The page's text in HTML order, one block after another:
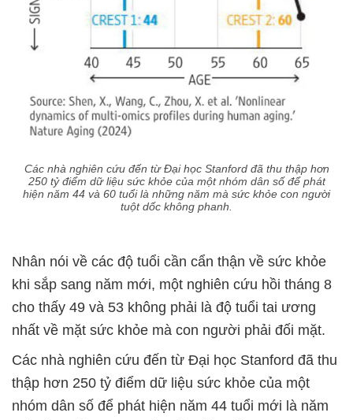
Các nhà nghiên cứu đến từ Đại học Stanford đã thu thập hơn
250 tỷ điểm dữ liệu sức khỏe của một nhóm dân số để phát
hiện năm 44 và 60 tuổi là những năm mà sức khỏe con người
tuột dốc không phanh.
Nhân nói về các độ tuổi cần cẩn thận về sức khỏe
khi sắp sang năm mới, một nghiên cứu hồi tháng 8
cho thấy 49 và 53 không phải là độ tuổi tai ương
nhất về mặt sức khỏe mà con người phải đối mặt.
Các nhà nghiên cứu đến từ Đại học Stanford đã thu
thập hơn 250 tỷ điểm dữ liệu sức khỏe của một
nhóm dân số để phát hiện năm 44 tuổi mới là năm